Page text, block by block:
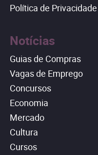
Política de Privacidade
Notícias
Guias de Compras
Vagas de Emprego
Concursos
Economia
Mercado
Cultura
Cursos